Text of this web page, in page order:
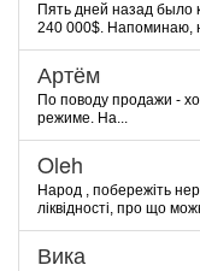
Пять дней назад было
240 000$. Напоминаю,
Артём
По поводу продажи -
режиме. На...
Oleh
Народ , побережіть
ліквідності, про що
Вика